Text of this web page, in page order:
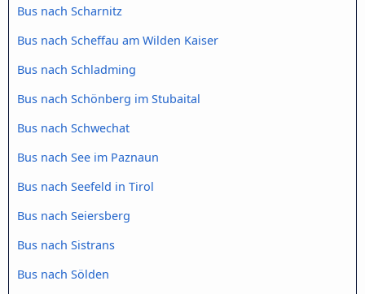
Bus nach Scharnitz
Bus nach Scheffau am Wilden Kaiser
Bus nach Schladming
Bus nach Schönberg im Stubaital
Bus nach Schwechat
Bus nach See im Paznaun
Bus nach Seefeld in Tirol
Bus nach Seiersberg
Bus nach Sistrans
Bus nach Sölden